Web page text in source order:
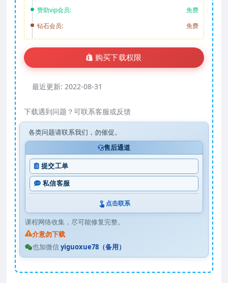
赞助vip会员:
免费
钻石会员:
免费
购买下载权限
最近更新: 2022-08-31
下载遇到问题？可联系客服或反馈
各类问题请联系我们，勿催促。
售后通道
提交工单
私信客服
点击联系
课程网络收集，尽可能修复完整。
介意勿下载
也加微信yiguoxue78（备用）